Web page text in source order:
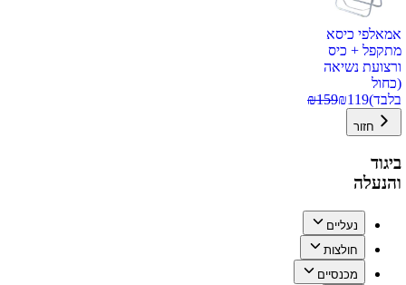
אמאלפי כיסא
מתקפל + כיס
ורצועת נשיאה
(כחול
בלבד)
₪119
₪159
חזור
ביגוד
והנעלה
נעליים
חולצות
מכנסיים